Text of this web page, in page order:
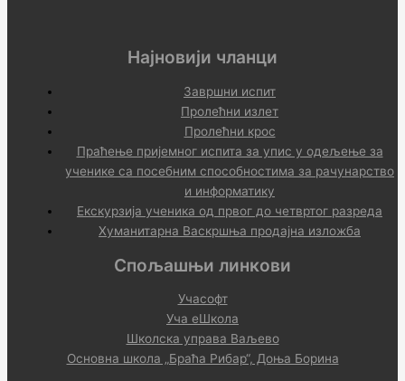
Најновији чланци
Завршни испит
Пролећни излет
Пролећни крос
Праћење пријемног испита за упис у одељење за
ученике са посебним способностима за рачунарство
и информатику
Екскурзија ученика од првог до четвртог разреда
Хуманитарна Васкршња продајна изложба
Спољашњи линкови
Учасофт
Уча еШкола
Школска управа Ваљево
Основна школа „Браћа Рибар“, Доња Борина